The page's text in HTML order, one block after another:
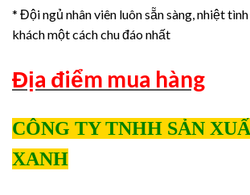
* Đội ngủ nhân viên luôn sẵn sàng, nhiệt
khách một cách chu đáo nhất
Địa điểm mua hàng
CÔNG TY TNHH SẢN
XANH